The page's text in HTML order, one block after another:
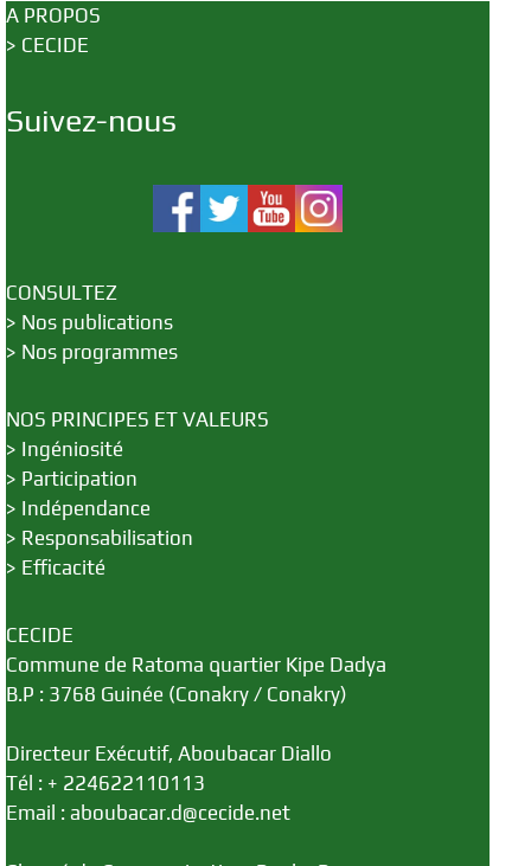
A PROPOS
> CECIDE
Suivez-nous
CONSULTEZ
> Nos publications
> Nos programmes
NOS PRINCIPES ET VALEURS
> Ingéniosité
> Participation
> Indépendance
> Responsabilisation
> Efficacité
CECIDE
Commune de Ratoma quartier Kipe Dadya
B.P : 3768 Guinée (Conakry / Conakry)
Directeur Exécutif, Aboubacar Diallo
Tél : + 224622110113
Email : aboubacar.d@cecide.net